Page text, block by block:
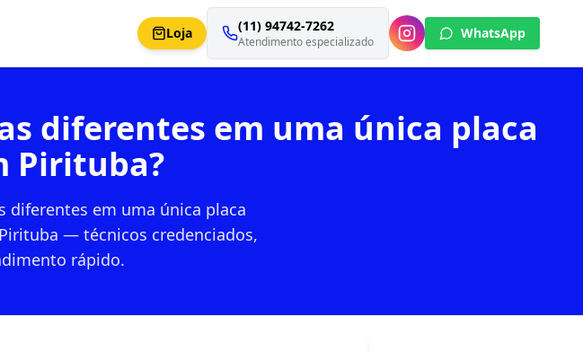
Loja (11) 94742-7262
Atendimento especializado
WhatsApp
diferentes em uma única placa
Pirituba?
diferentes em uma única placa
— técnicos credenciados,
rápido.